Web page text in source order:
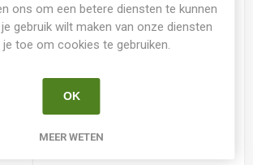
Bladverliezend
Hemerocallis
ons om een betere diensten te kunnen
gebruik wilt maken van onze diensten
toe om cookies te gebruiken.
OK
MEER WETEN